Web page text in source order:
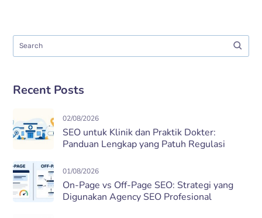
Recent Posts
02/08/2026
SEO untuk Klinik dan Praktik Dokter:
Panduan Lengkap yang Patuh Regulasi
01/08/2026
On-Page vs Off-Page SEO: Strategi yang
Digunakan Agency SEO Profesional